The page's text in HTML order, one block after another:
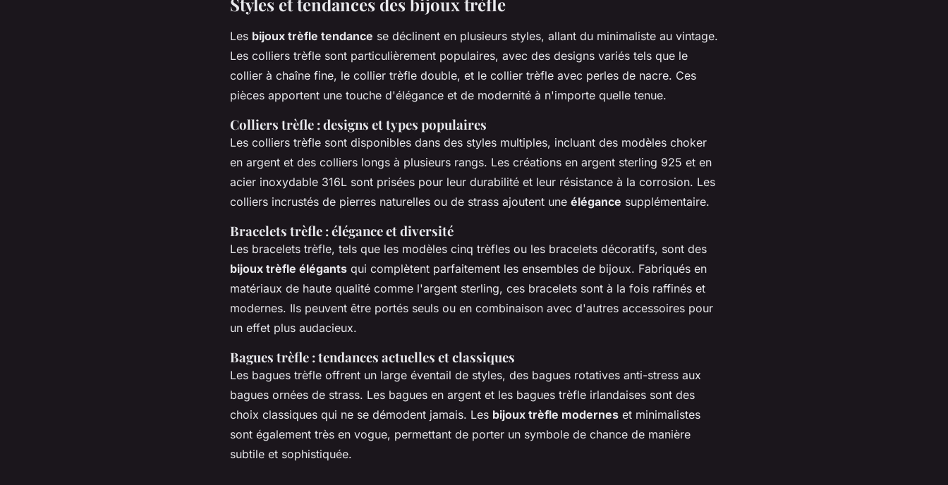
Les bijoux trèfle tendance se déclinent en plusieurs styles, allant du minimaliste au vintage.
Les colliers trèfle sont particulièrement populaires, avec des designs variés tels que le
collier à chaîne fine, le collier trèfle double, et le collier trèfle avec perles de nacre. Ces
pièces apportent une touche d'élégance et de modernité à n'importe quelle tenue.
Colliers trèfle : designs et types populaires
Les colliers trèfle sont disponibles dans des styles multiples, incluant des modèles choker
en argent et des colliers longs à plusieurs rangs. Les créations en argent sterling 925 et en
acier inoxydable 316L sont prisées pour leur durabilité et leur résistance à la corrosion. Les
colliers incrustés de pierres naturelles ou de strass ajoutent une élégance supplémentaire.
Bracelets trèfle : élégance et diversité
Les bracelets trèfle, tels que les modèles cinq trèfles ou les bracelets décoratifs, sont des
bijoux trèfle élégants qui complètent parfaitement les ensembles de bijoux. Fabriqués en
matériaux de haute qualité comme l'argent sterling, ces bracelets sont à la fois raffinés et
modernes. Ils peuvent être portés seuls ou en combinaison avec d'autres accessoires pour
un effet plus audacieux.
Bagues trèfle : tendances actuelles et classiques
Les bagues trèfle offrent un large éventail de styles, des bagues rotatives anti-stress aux
bagues ornées de strass. Les bagues en argent et les bagues trèfle irlandaises sont des
choix classiques qui ne se démodent jamais. Les bijoux trèfle modernes et minimalistes
sont également très en vogue, permettant de porter un symbole de chance de manière
subtile et sophistiquée.